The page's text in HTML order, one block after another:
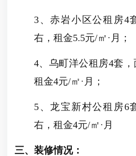
3、赤岩小区公租房4
右，租金5.5元/㎡·月；
4、乌町洋公租房4套，
租金4元/㎡·月；
5、龙宝新村公租房6
右，租金4元/㎡·月
三、装修情况：